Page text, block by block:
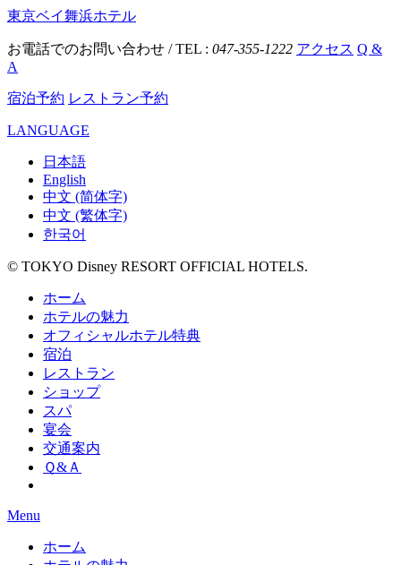
東京ベイ舞浜ホテル
お電話でのお問い合わせ / TEL : 047-355-1222 アクセス Q &
A
宿泊予約 レストラン予約
LANGUAGE
日本語
English
中文 (简体字)
中文 (繁体字)
한국어
© TOKYO Disney RESORT OFFICIAL HOTELS.
ホーム
ホテルの魅力
オフィシャルホテル特典
宿泊
レストラン
ショップ
スパ
宴会
交通案内
Ｑ&Ａ
Menu
ホーム